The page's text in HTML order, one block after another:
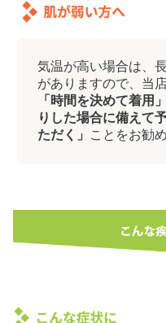
気温が高い場合は、
がありますので、当
「時間を決めて着用」
りした場合に備えて
ただく」
ことをお勧